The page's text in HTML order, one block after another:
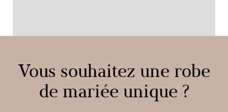
Vous souhaitez une robe
de mariée unique ?